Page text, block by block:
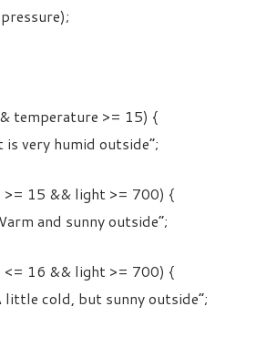
temperature >= 15) {
very humid outside”;
15 && light >= 700) {
and sunny outside”;
16 && light >= 700) {
cold, but sunny outside”;